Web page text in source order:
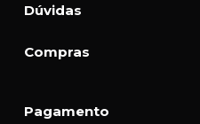
Dúvidas
Compras
Pagamento